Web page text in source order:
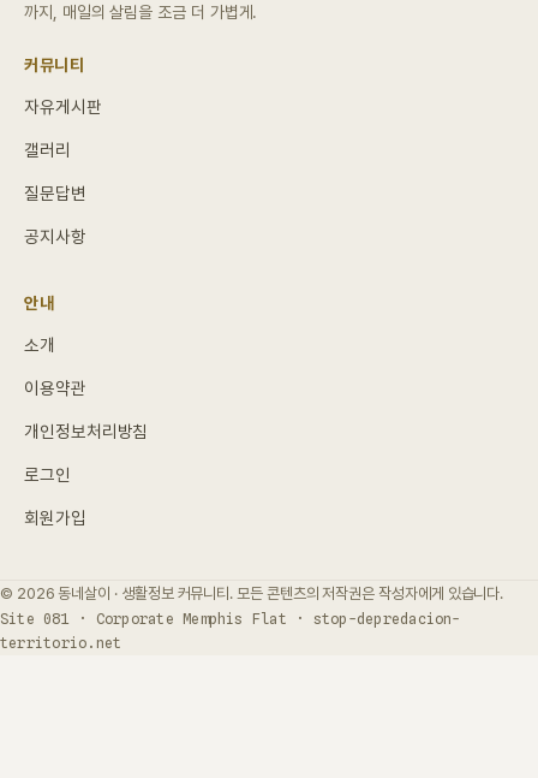
까지, 매일의 살림을 조금 더 가볍게.
커뮤니티
자유게시판
갤러리
질문답변
공지사항
안내
소개
이용약관
개인정보처리방침
로그인
회원가입
© 2026 동네살이 · 생활정보 커뮤니티. 모든 콘텐츠의 저작권은 작성자에게 있습니다.
Site 081 · Corporate Memphis Flat · stop-depredacion-
territorio.net